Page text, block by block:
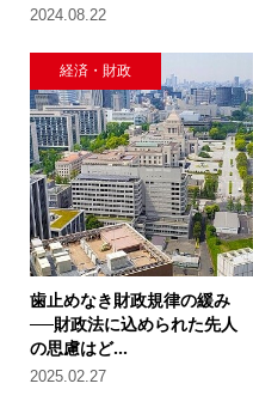
2024.08.22
経済・財政
歯止めなき財政規律の緩み
──財政法に込められた先人
の思慮はど...
2025.02.27